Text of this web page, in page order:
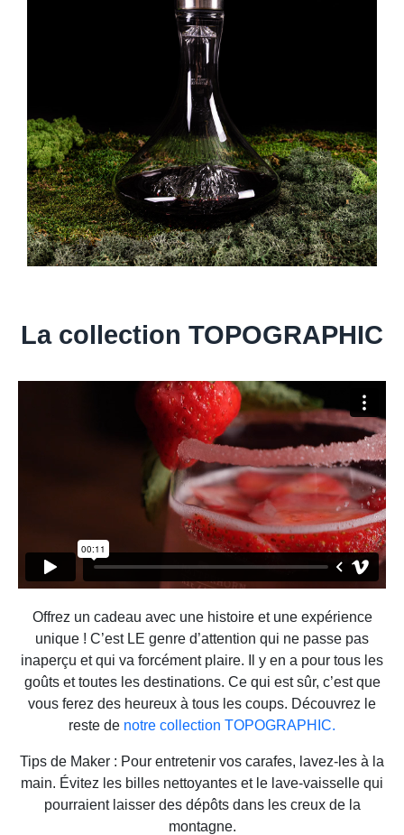
La collection TOPOGRAPHIC
Offrez un cadeau avec une histoire et une expérience
unique ! C’est LE genre d’attention qui ne passe pas
inaperçu et qui va forcément plaire. Il y en a pour tous les
goûts et toutes les destinations. Ce qui est sûr, c’est que
vous ferez des heureux à tous les coups. Découvrez le
reste de notre collection TOPOGRAPHIC.
Tips de Maker : Pour entretenir vos carafes, lavez-les à la
main. Évitez les billes nettoyantes et le lave-vaisselle qui
pourraient laisser des dépôts dans les creux de la
montagne.